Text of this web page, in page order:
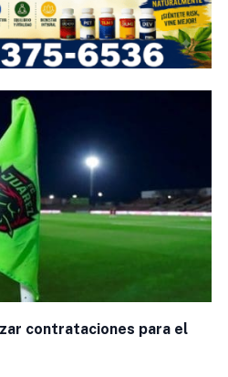
contrataciones para el